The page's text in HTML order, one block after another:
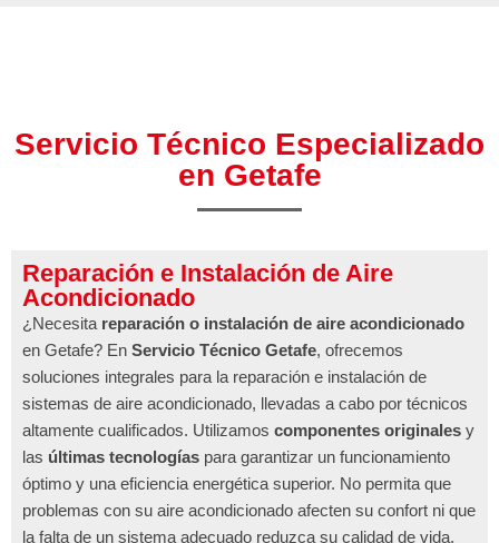
Servicio Técnico Especializado
en Getafe
Reparación e Instalación de Aire
Acondicionado
¿Necesita reparación o instalación de aire acondicionado
en Getafe? En Servicio Técnico Getafe, ofrecemos
soluciones integrales para la reparación e instalación de
sistemas de aire acondicionado, llevadas a cabo por técnicos
altamente cualificados. Utilizamos componentes originales y
las últimas tecnologías para garantizar un funcionamiento
óptimo y una eficiencia energética superior. No permita que
problemas con su aire acondicionado afecten su confort ni que
la falta de un sistema adecuado reduzca su calidad de vida.